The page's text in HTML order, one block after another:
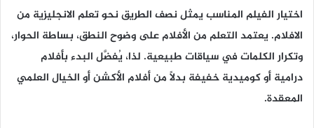
اختيار الفيلم المناسب يمثل نصف الطريق نحو تعلم الانجليزية من
الافلام. يعتمد التعلم من الأفلام على وضوح النطق، بساطة الحوار،
وتكرار الكلمات في سياقات طبيعية. لذا، يُفضَّل البدء بأفلام
درامية أو كوميدية خفيفة بدلًا من أفلام الأكشن أو الخيال العلمي
المعقدة.